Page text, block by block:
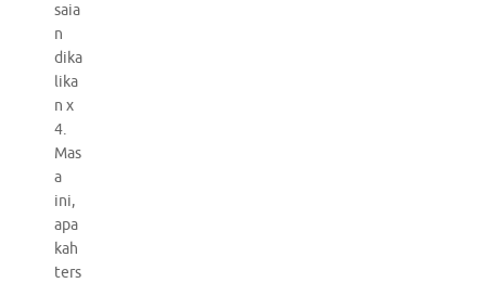
saia
n
dika
lika
n x
4.
Mas
a
ini,
apa
kah
ters